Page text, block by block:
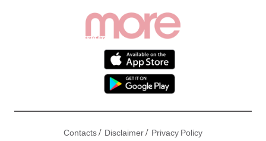
Contacts/ Disclaimer/ Privacy Policy